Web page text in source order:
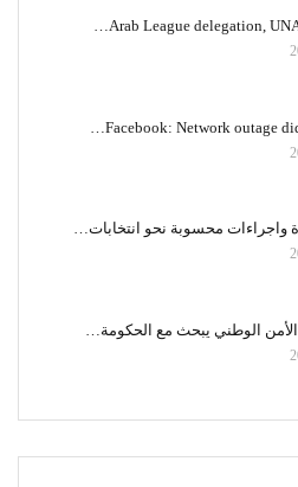
Arab League delegation,
Facebook: Network outage
محسوبة نحو انتخابات…
الوطني يبحث مع الحكومة…